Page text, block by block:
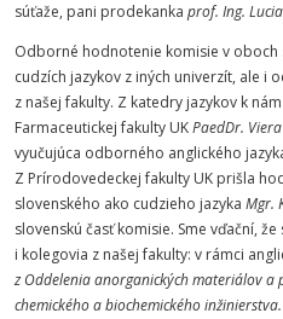
súťaže, pani prodekanka prof. Ing.
Odborné hodnotenie komisie v oboch
cudzích jazykov z iných univerzít, ale i
z našej fakulty. Z katedry jazykov k
Farmaceutickej fakulty UKPaedDr.
vyučujúca odborného anglického
Z Prírodovedeckej fakulty UK prišla
slovenského ako cudzieho jazyka Mgr.
slovenskú časť komisie. Sme vďační,
i kolegovia z našej fakulty: v rámci
z Oddelenia anorganických materiálov a
chemického a biochemického